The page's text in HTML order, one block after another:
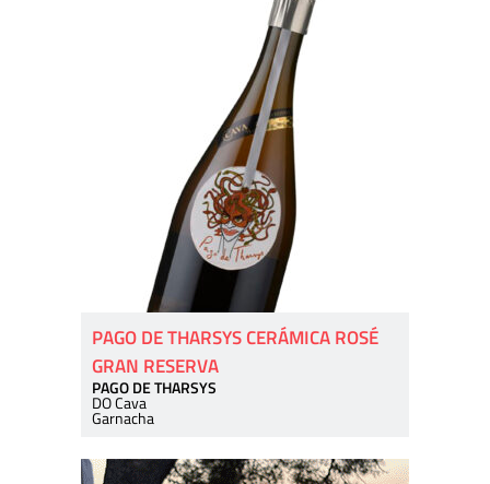
PAGO DE THARSYS CERÁMICA ROSÉ
GRAN RESERVA
PAGO DE THARSYS
DO Cava
Garnacha